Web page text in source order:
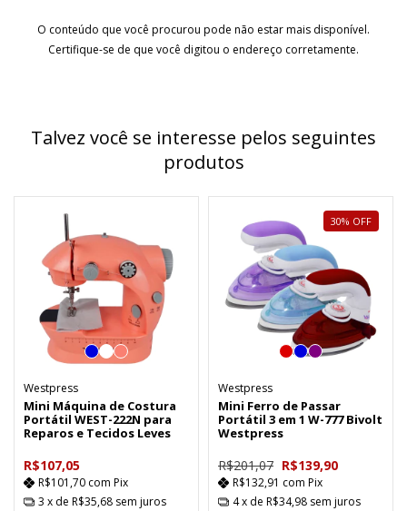
O conteúdo que você procurou pode não estar mais disponível.
Certifique-se de que você digitou o endereço corretamente.
Talvez você se interesse pelos seguintes
produtos
Westpress
Mini Máquina de Costura
Portátil WEST-222N para
Reparos e Tecidos Leves
R$107,05
R$101,70 com Pix
3 x de R$35,68 sem juros
30% OFF
Westpress
Mini Ferro de Passar
Portátil 3 em 1 W-777 Bivolt
Westpress
R$201,07 R$139,90
R$132,91 com Pix
4x de R$34,98 sem juros